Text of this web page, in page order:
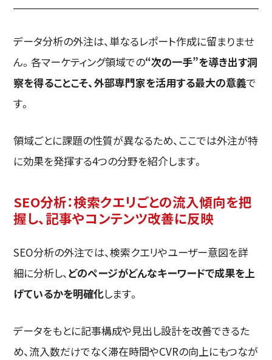
データ分析の外注は、単なるレポート作成に留まりませ
ん。各マーケティング領域での“次の一手”を導き出す洞
察を得ることこそ、外部専門家を活用する最大の意義で
す。
領域ごとに課題の性質が異なるため、ここでは外注が特
に効果を発揮する4つの分野を紹介します。
SEO分析：検索クエリごとの流入傾向を把
握し、記事やコンテンツ改善に反映
SEO分析の外注では、検索クエリやユーザー意図を詳
細に分析し、どのページがどんなキーワードで成果を上
げているかを明確化します。
データをもとに記事構成や見出し設計を改善できるた
め、流入数だけでなく滞在時間やCVRの向上にもつなが